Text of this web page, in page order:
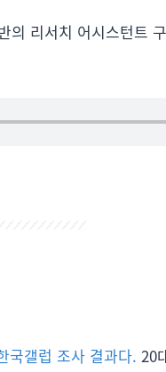
리서치 어시스턴트
국갤럽 조사 결과다. 20